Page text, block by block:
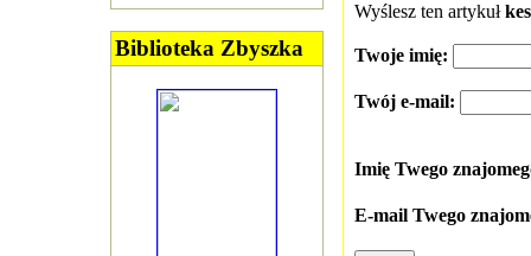
Biblioteka Zbyszka
Wyślesz ten artykuł
Twoje imię:
Twój e-mail:
Imię Twego
E-mail Twego